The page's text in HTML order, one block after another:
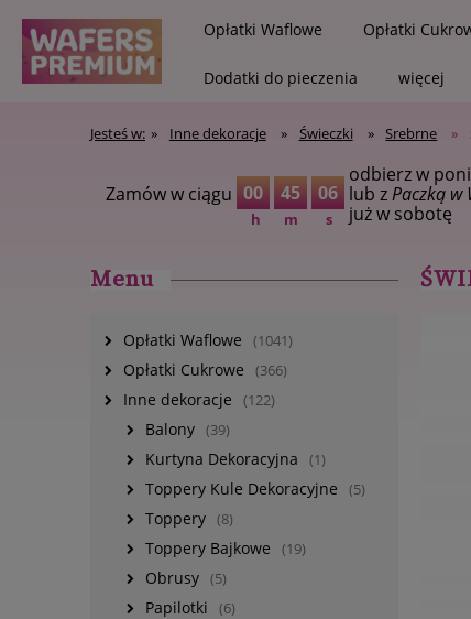
Opłatki Waflowe Opłatki
Dodatki do pieczenia więcej
Jesteś w: » Inne dekoracje » Świeczki » Srebrne »
Zamów w ciągu 00
h
45
m
05
s
odbierz w
lub zPaczką w
już w sobotę
Zapisz się na newsletter
Menu
Opłatki Waflowe (1041)
Opłatki Cukrowe (366)
Inne dekoracje (122)
Balony (39)
Kurtyna Dekoracyjna (1)
Toppery Kule Dekoracyjne (5)
Toppery (8)
Toppery Bajkowe (19)
Obrusy (5)
Papilotki (6)